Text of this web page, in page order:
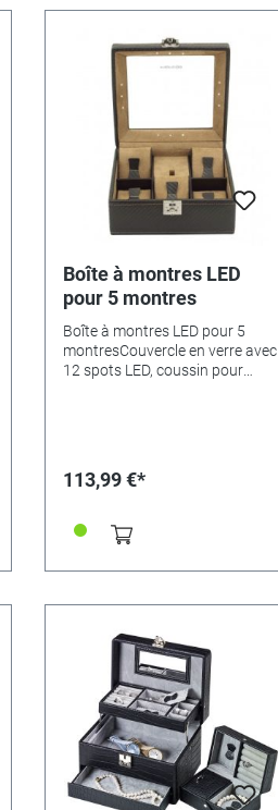
banque d'énergie). Cinq
le bloc d'alimentation et un
chiffon de nettoyage sont inclus
dans la livraison. Matériau :
MDF/bois, dimensions : 150 x
145 x 163 mm.Couleur : acajou,
brillant.Les montres
représentées ne font pas partie
de la livraison.
Boîte à montres LED
pour 5 montres
Boîte à montres LED pour 5
montresCouvercle en verre avec
12 spots LED, coussin pour
x 9 cm.
113,99 €*